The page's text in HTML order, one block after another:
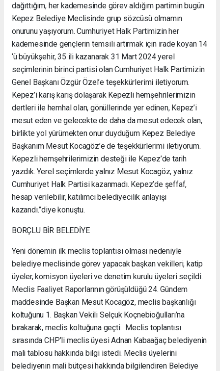
dağıttığım, her kademesinde görev aldığım partimin bugün
Kepez Belediye Meclisinde grup sözcüsü olmamın
onurunu yaşıyorum. Cumhuriyet Halk Partimizin her
kademesinde gençlerin temsili artırmak için irade koyan 14
‘ü büyükşehir, 35 ili kazanarak 31 Mart 2024 yerel
seçimlerinin birinci partisi olan Cumhuriyet Halk Partimizin
Genel Başkanı Özgür Özel’e teşekkürlerimi iletiyorum.
Kepez’i karış karış dolaşarak Kepezli hemşehrilerimizin
dertleri ile hemhal olan, gönüllerinde yer edinen, Kepez’i
mesut eden ve gelecekte de daha da mesut edecek olan,
birlikte yol yürümekten onur duyduğum Kepez Belediye
Başkanım Mesut Kocagöz’e de teşekkürlerimi iletiyorum.
Kepezli hemşehrilerimizin desteği ile Kepez’de tarih
yazdık. Yerel seçimlerde yalnız Mesut Kocagöz, yalnız
Cumhuriyet Halk Partisi kazanmadı. Kepez’de şeffaf,
hesap verilebilir, katılımcı belediyecilik anlayışı
kazandı.”diye konuştu.
BORÇLU BİR BELEDİYE
Yeni dönemin ilk meclis toplantısı olması nedeniyle
belediye meclisinde görev yapacak başkan vekilleri, katip
üyeler, komisyon üyeleri ve denetim kurulu üyeleri seçildi.
Meclis Faaliyet Raporlarının görüşüldüğü 24. Gündem
maddesinde Başkan Mesut Kocagöz, meclis başkanlığı
koltuğunu 1. Başkan Vekili Selçuk Koçnebioğulları’na
bırakarak, meclis koltuğuna geçti. Meclis toplantısı
sırasında CHP’li meclis üyesi Adnan Kabaağaç belediyenin
mali tablosu hakkında bilgi istedi. Meclis üyelerini
belediyenin mali bütçesi hakkında bilgilendiren Belediye